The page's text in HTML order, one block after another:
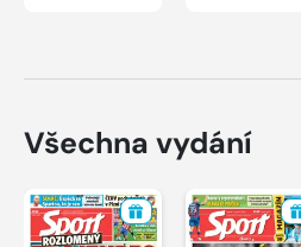
Všechna vydání